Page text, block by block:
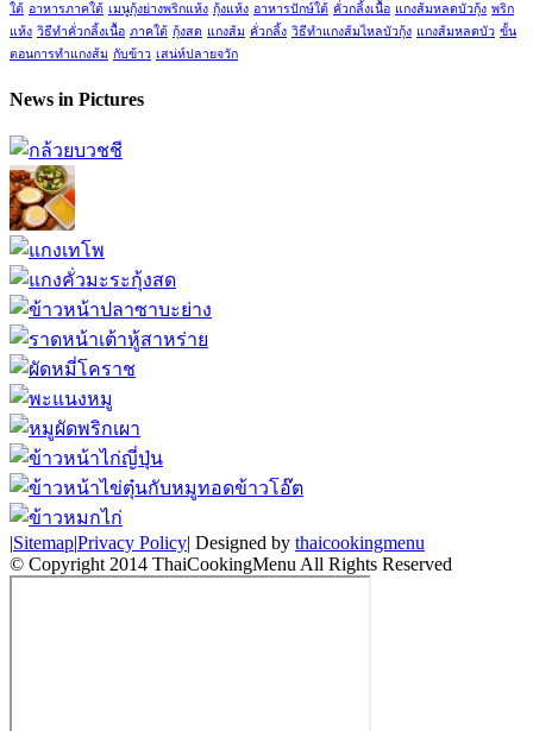
ใต้ อาหารภาคใต้ เมนูกุ้งย่างพริกแห้ง กุ้งแห้ง อาหารปักษ์ใต้ คั่วกลิ้งเนื้อ แกงส้มหลดบัวกุ้ง พริก
แห้ง วิธีทำคั่วกลิ้งเนื้อ ภาคใต้ กุ้งสด แกงส้ม คั่วกลิ้ง วิธีทำแกงส้มไหลบัวกุ้ง แกงส้มหลดบัว ขั้น
ตอนการทำแกงส้ม กับข้าว เสน่ห์ปลายจวัก
News in Pictures
|Sitemap|Privacy Policy| Designed by thaicookingmenu
© Copyright 2014 ThaiCookingMenu All Rights Reserved